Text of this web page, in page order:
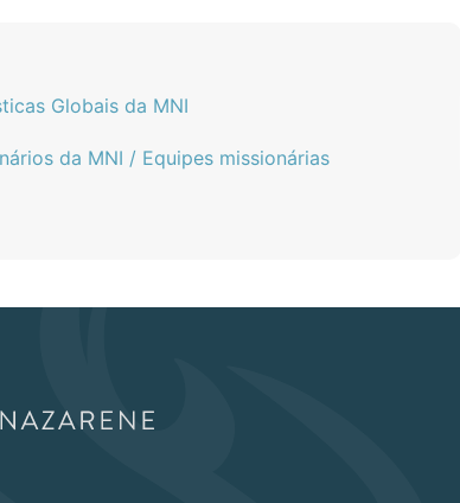
Globais da MNI
da MNI / Equipes missionárias